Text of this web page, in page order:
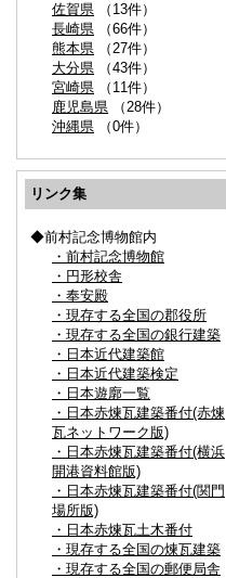
佐賀県 （13件）
長崎県 （66件）
熊本県 （27件）
大分県 （43件）
宮崎県 （11件）
鹿児島県 （28件）
沖縄県 （0件）
リンク集
◆前村記念博物館内
・前村記念博物館
・円形校舎
・奉安殿
・現存する全国の郡役所
・現存する全国の銀行建築
・日本近代建築館
・日本近代建築検定
・日本遊廓一覧
・日本赤煉瓦建築番付(赤煉
瓦ネットワーク版)
・日本赤煉瓦建築番付(横浜
開港資料館版)
・日本赤煉瓦建築番付(関門
場所版)
・日本赤煉瓦土木番付
・現存する全国の煉瓦建築
・現存する全国の郵便局舎